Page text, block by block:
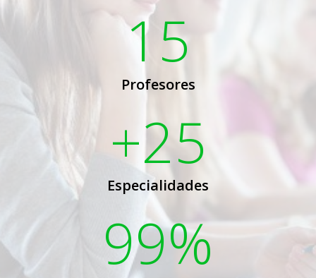
15
Profesores
+25
Especialidades
99%